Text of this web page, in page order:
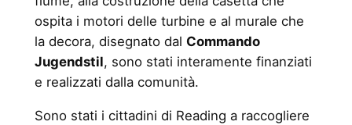
ospita i motori delle turbine e al murale che
la decora, disegnato dal Commando
Jugendstil, sono stati interamente finanziati
e realizzati dalla comunità.
Sono stati i cittadini di Reading a raccogliere